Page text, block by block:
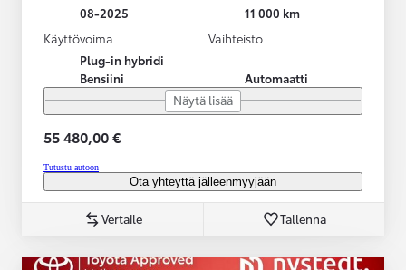
08-2025
11 000 km
Käyttövoima
Plug-in hybridi
Bensiini
Vaihteisto
Automaatti
Näytä lisää
55 480,00 €
Tutustu autoon
Ota yhteyttä jälleenmyyjään
Vertaile Tallenna